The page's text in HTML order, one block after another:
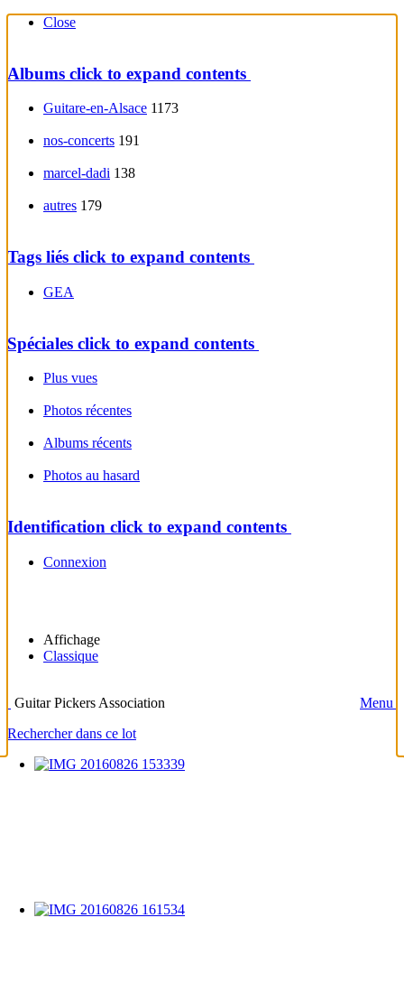
Close
Albums click to expand contents
Guitare-en-Alsace 1173
nos-concerts 191
marcel-dadi 138
autres 179
Tags liés click to expand contents
GEA
Spéciales click to expand contents
Plus vues
Photos récentes
Albums récents
Photos au hasard
Identification click to expand contents
Connexion
Affichage
Classique
Guitar Pickers Association
Menu
Rechercher dans ce lot